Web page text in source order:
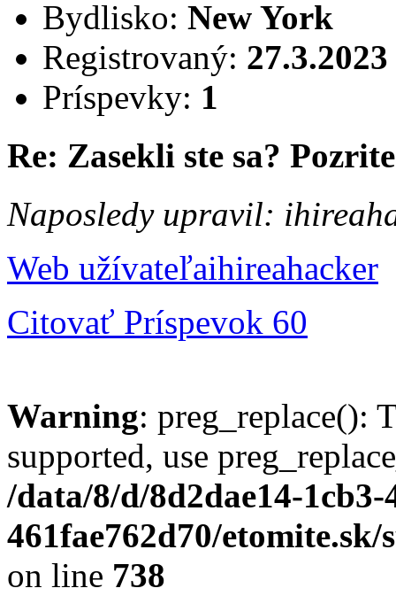
Bydlisko: New York
Registrovaný: 27.3.2023
Príspevky: 1
Re: Zasekli ste sa?
Naposledy upravil:
Web užívateľaihireahacker
Citovať Príspevok 60
Warning: preg_replace():
supported, use
/data/8/d/8d2dae14-1cb3-
461fae762d70/
on line 738